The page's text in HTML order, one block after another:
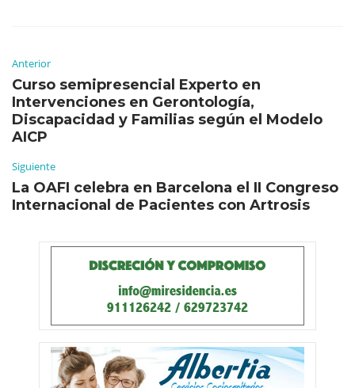
Anterior
Curso semipresencial Experto en
Intervenciones en Gerontología,
Discapacidad y Familias según el Modelo
AICP
Siguiente
La OAFI celebra en Barcelona el II Congreso
Internacional de Pacientes con Artrosis